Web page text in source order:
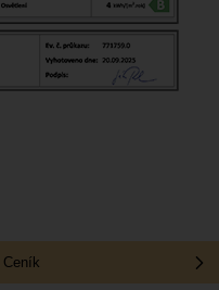
Ceník